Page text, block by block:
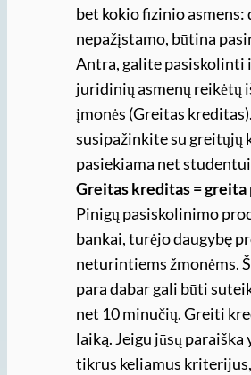
bet kokio fizinio
nepažįstamo, būtina
Antra, galite pasiskolinti
juridinių asmenų reikėtų
įmonės (Greitas
susipažinkite su greitųjų
pasiekiama net
Greitas kreditas = greita
Pinigų pasiskolinimo
bankai, turėjo daugybę
neturintiems žmonėms.
para dabar gali būti
net 10 minučių. Greiti
laiką. Jeigu jūsų
tikrus keliamus